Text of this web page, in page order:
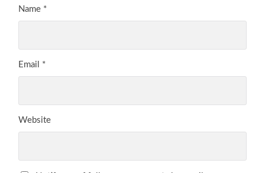
Name *
Email *
Website